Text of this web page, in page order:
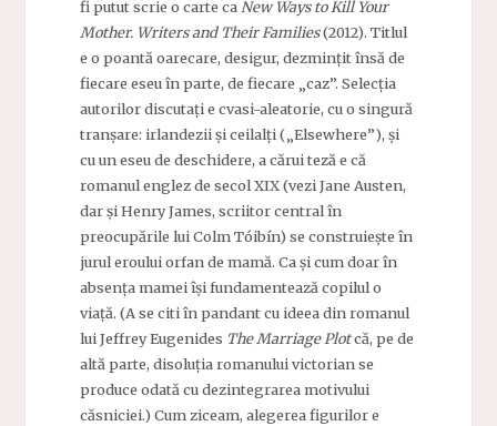
fi putut scrie o carte caNew Ways to Kill Your
Mother. Writers and Their Families(2012). Titlul
e o poantă oarecare, desigur, dezmințit însă de
fiecare eseu în parte, de fiecare „caz”. Selecția
autorilor discutați e cvasi-aleatorie, cu o singură
tranșare: irlandezii și ceilalți („Elsewhere”), și
cu un eseu de deschidere, a cărui teză e că
romanul englez de secol XIX (vezi Jane Austen,
dar și Henry James, scriitor central în
preocupările lui Colm Tóibín) se construiește în
jurul eroului orfan de mamă. Ca și cum doar în
absența mamei își fundamentează copilul o
viață. (A se citi în pandant cu ideea din romanul
lui Jeffrey Eugenides The Marriage Plotcă, pe de
altă parte, disoluția romanului victorian se
produce odată cu dezintegrarea motivului
căsniciei.) Cum ziceam, alegerea figurilor e